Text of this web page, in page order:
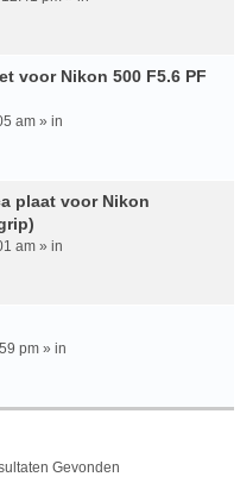
voor Nikon 500 F5.6 PF
am » in
plaat voor Nikon
am » in
pm » in
Gevonden